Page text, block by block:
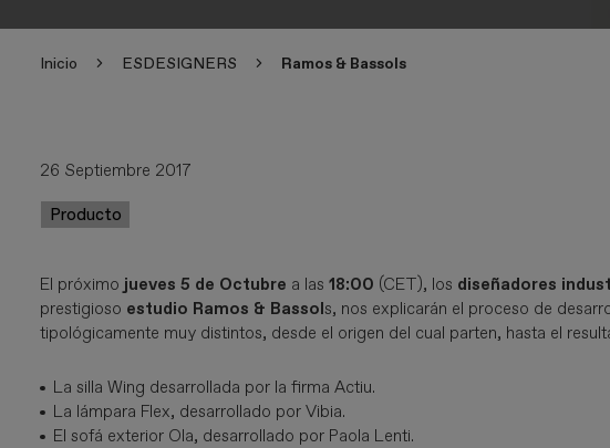
Inicio ESDESIGNERS Ramos & Bassols
26 Septiembre 2017
Producto
El próximo jueves 5 de Octubre a las18:00 (CET), los diseñadores
prestigioso estudio Ramos & Bassols, nos explicarán el proceso de
tipológicamente muy distintos, desde el origen del cual parten, hasta el
La silla Wing desarrollada por la firma Actiu.
La lámpara Flex, desarrollado por Vibia.
El sofá exterior Ola, desarrollado por Paola Lenti.